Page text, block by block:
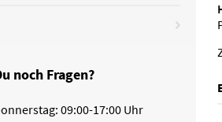
noch Fragen?
09:00-17:00 Uhr